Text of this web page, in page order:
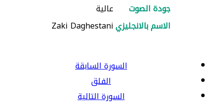
جودة الصوت
عالية
الاسم بالانجليزيZaki Daghestani
السورة السابقة
الفلق
السورة التالية